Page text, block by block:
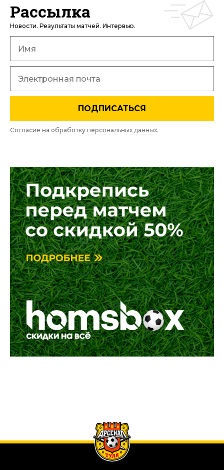
Рассылка
Новости. Результаты матчей. Интервью.
ПОДПИСАТЬСЯ
Согласие на обработку персональных данных.